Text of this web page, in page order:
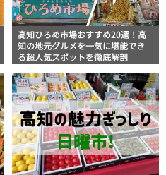
高知ひろめ市場おすすめ20選！高
知の地元グルメを一気に堪能でき
る超人気スポットを徹底解剖